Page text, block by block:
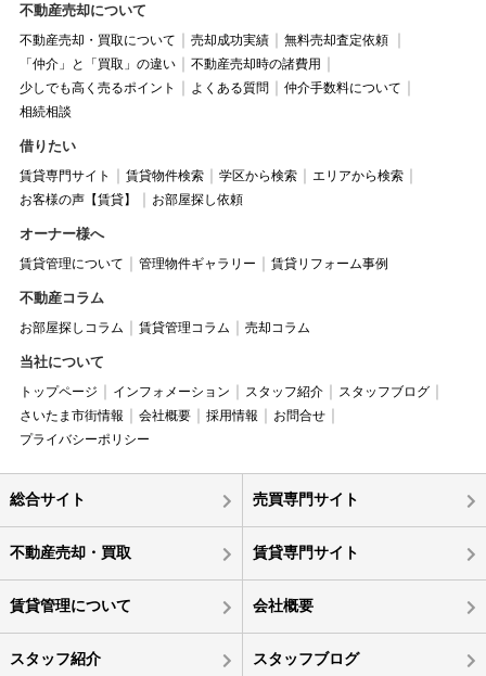
不動産売却について
不動産売却・買取について 売却成功実績
無料売却査定依頼
「仲介」と「買取」の違い
不動産売却時の諸費用
少しでも高く売るポイント
よくある質問
仲介手数料について
相続相談
借りたい
賃貸専門サイト 賃貸物件検索 学区から検索
エリアから検索
お客様の声【賃貸】
お部屋探し依頼
オーナー様へ
賃貸管理について 管理物件ギャラリー 賃貸リフォーム事例
不動産コラム
お部屋探しコラム 賃貸管理コラム 売却コラム
当社について
トップページ インフォメーション スタッフ紹介
スタッフブログ
さいたま市街情報
会社概要 採用情報
お問合せ
プライバシーポリシー
総合サイト 売買専門サイト
不動産売却・買取 賃貸専門サイト
賃貸管理について 会社概要
スタッフ紹介 スタッフブログ